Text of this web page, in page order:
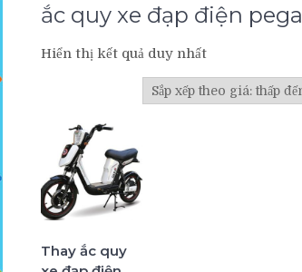
ắc quy xe đạp điện pega
Hiển thị kết quả duy nhất
Thay ắc quy